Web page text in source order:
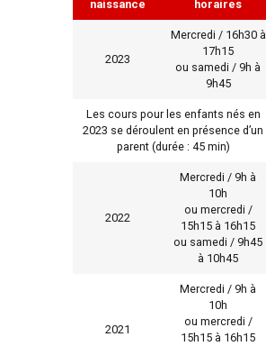
naissance
horaires
2023
Mercredi / 16h30 à
17h15
ou samedi / 9h à
9h45
Les cours pour les enfants nés en
2023 se déroulent en présence d’un
parent (durée : 45 min)
2022
Mercredi / 9h à
10h
ou mercredi /
15h15 à 16h15
ou samedi / 9h45
à 10h45
2021
Mercredi / 9h à
10h
ou mercredi /
15h15 à 16h15